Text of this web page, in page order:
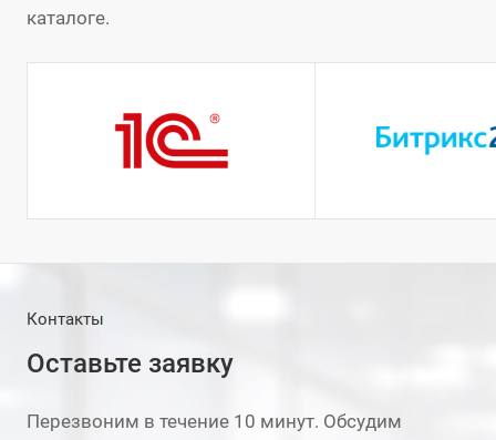
каталоге.
Контакты
Оставьте заявку
Перезвоним в течение 10 минут. Обсудим